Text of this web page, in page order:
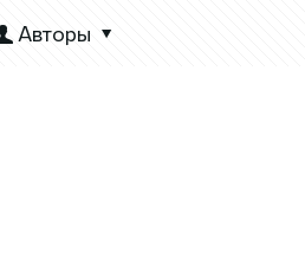
Авторы